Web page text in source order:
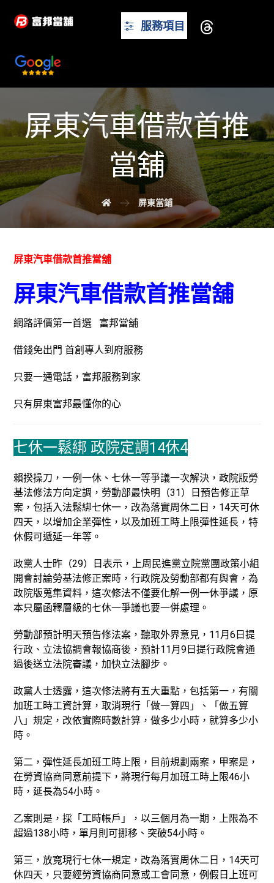
服務項目
屏東汽車借款首推
當舖
屏東當鋪
屏東汽車借款首推當舖
屏東汽車借款首推當舖
網路評價第一首選 富邦當舖
借錢免出門 首創專人到府服務
只要一通電話，富邦服務到家
只有屏東富邦最懂你的心
七休一鬆綁 政院定調14休4
賴揆操刀，一例一休、七休一等爭議一次解決，政院版勞
基法修法方向定調，勞動部最快明（31）日預告修正草
案，包括入法鬆綁七休一，改為落實周休二日，14天可休
四天，以增加企業彈性，以及加班工時上限彈性延長，特
休假可遞延一年等。
政黨人士昨（29）日表示，上周民進黨立院黨團政策小組
開會討論勞基法修正案時，行政院及勞動部都有與會，為
政院版蒐集資料，這次修法不僅要化解一例一休爭議，原
本只屬函釋層級的七休一爭議也要一併處理。
勞動部預計明天預告修法案，聽取外界意見，11月6日提
行政、立法協調會報協商後，預計11月9日提行政院會通
過後送立法院審議，加快立法腳步。
政黨人士透露，這次修法將有五大重點，包括第一，有關
加班工時工資計算，取消現行「做一算四」、「做五算
八」規定，改依實際時數計算，做多少小時，就算多少小
時。
第二，彈性延長加班工時上限，目前規劃兩案，甲案是，
在勞資協商同意前提下，將現行每月加班工時上限46小
時，延長為54小時。
乙案則是，採「工時帳戶」，以三個月為一期，上限為不
超過138小時，單月則可挪移、突破54小時。
第三，放寬現行七休一規定，改為落實周休二日，14天可
休四天，只要經勞資協商同意或工會同意，例假日上班可